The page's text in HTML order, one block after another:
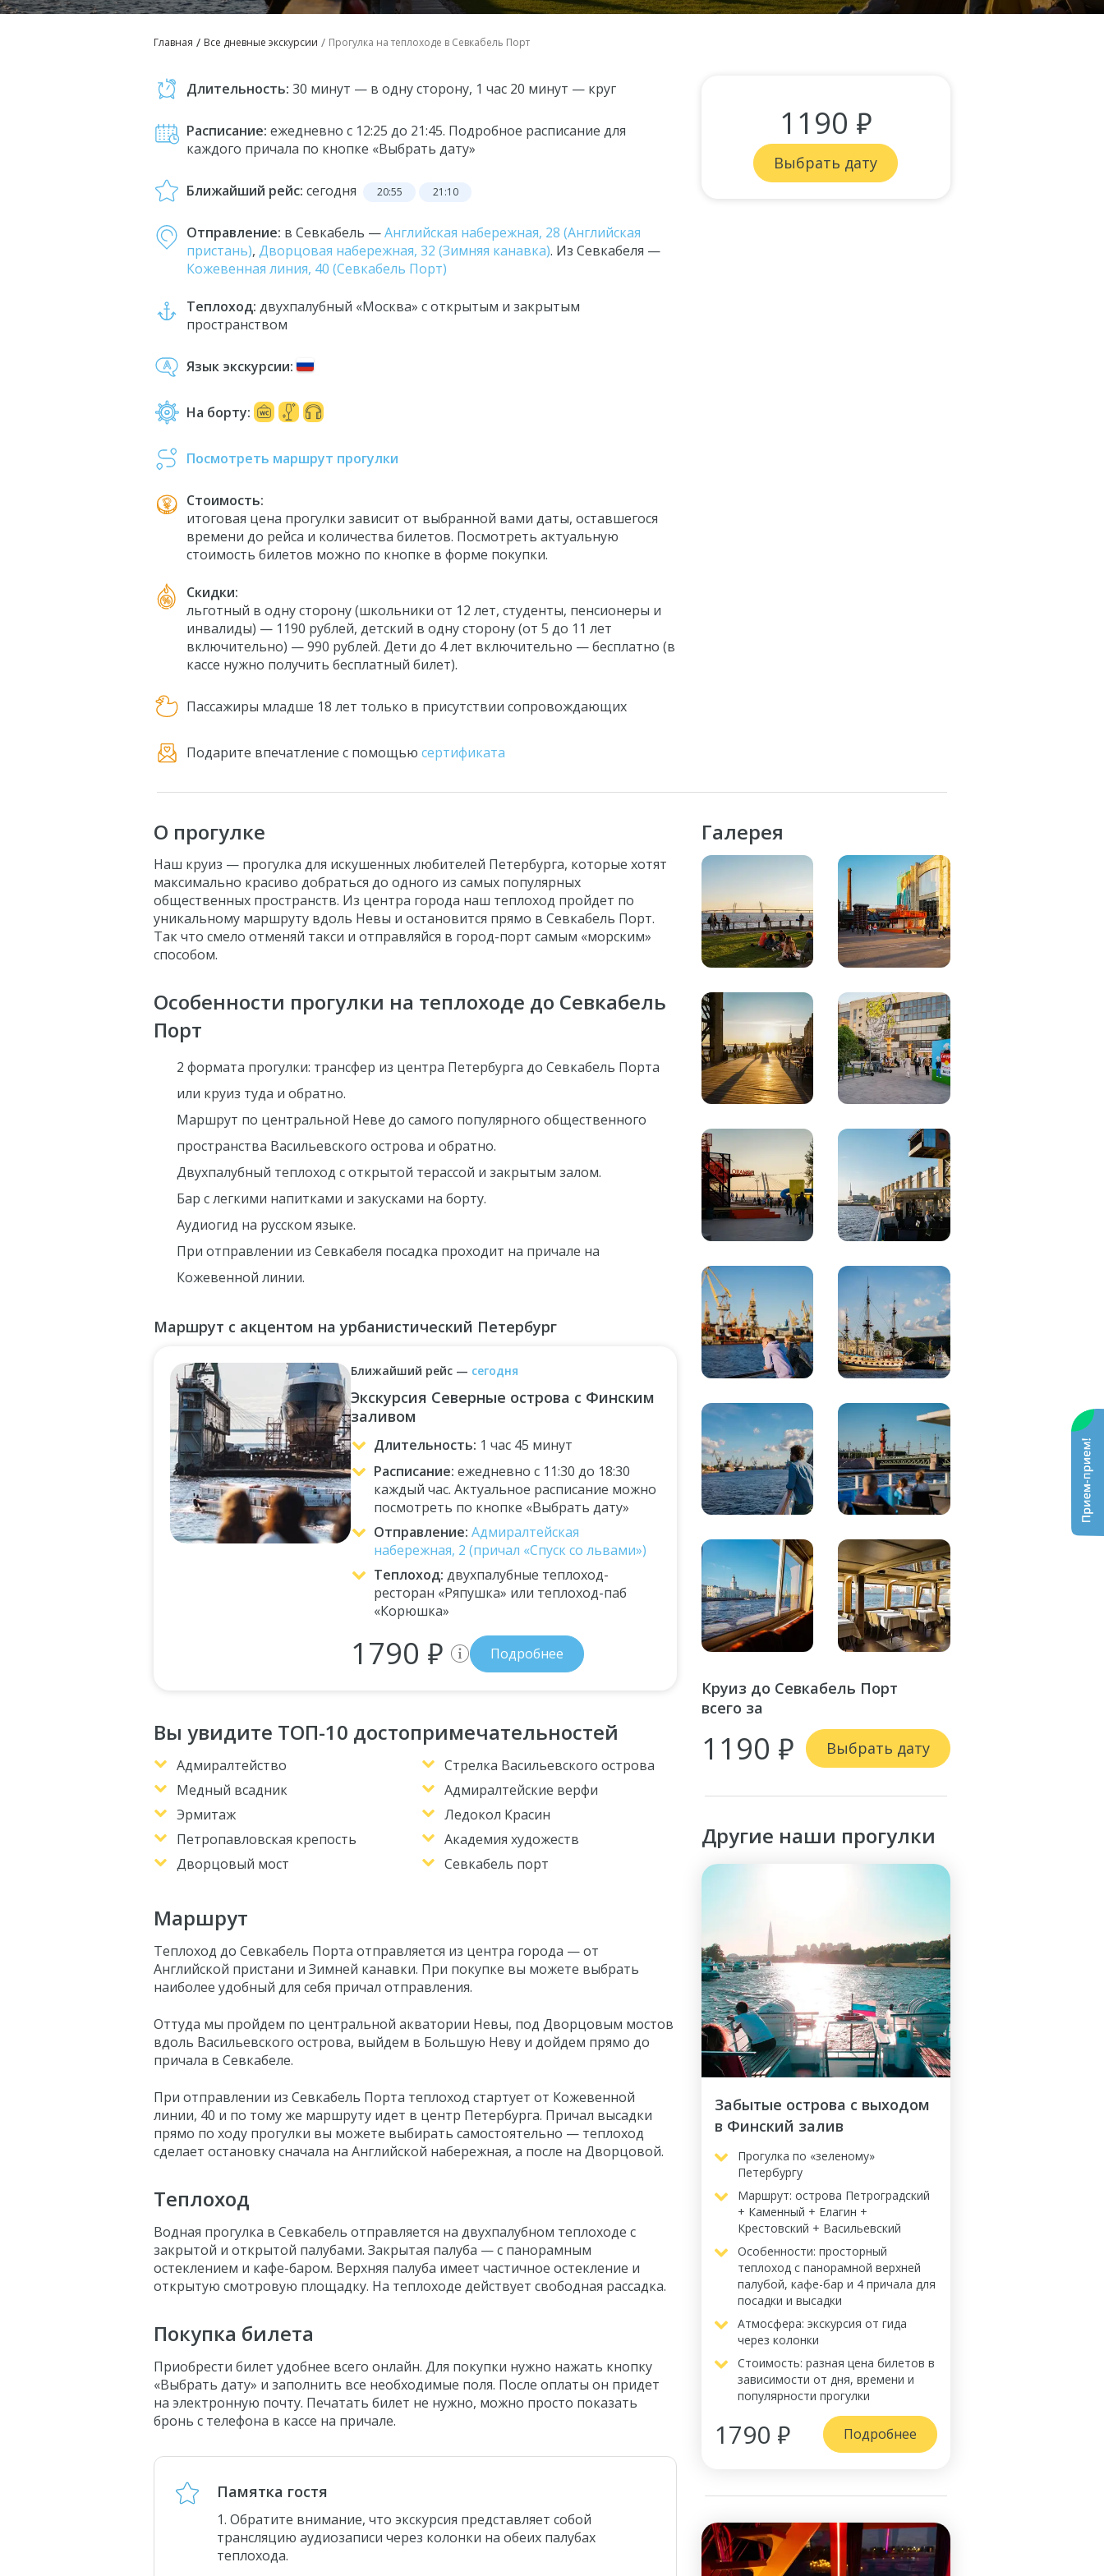
Ваши билеты всегда под рукой в нашем приложении:
Главная Все дневные экскурсии Прогулка на теплоходе в Севкабель Порт
Длительность: 30 минут — в одну сторону, 1 час 20 минут — круг
Расписание: ежедневно с 12:25 до 21:45. Подробное расписание для
каждого причала по кнопке «Выбрать дату»
Ближайший рейс: сегодня 20:55 21:10
Отправление: в Севкабель —Английская набережная, 28 (Английская
пристань), Дворцовая набережная, 32 (Зимняя канавка). Из Севкабеля —
Кожевенная линия, 40 (Севкабель Порт)
Теплоход: двухпалубный «Москва» с открытым и закрытым
пространством
Язык экскурсии:
На борту:
Посмотреть маршрут прогулки
Стоимость:
итоговая цена прогулки зависит от выбранной вами даты, оставшегося
времени до рейса и количества билетов. Посмотреть актуальную
стоимость билетов можно по кнопке в форме покупки.
Скидки:
льготный в одну сторону (школьники от 12 лет, студенты, пенсионеры и
инвалиды) — 1190 рублей, детский в одну сторону (от 5 до 11 лет
включительно) — 990 рублей. Дети до 4 лет включительно — бесплатно (в
кассе нужно получить бесплатный билет).
Пассажиры младше 18 лет только в присутствии сопровождающих
Подарите впечатление с помощью сертификата
1190 ₽
Выбрать дату
О прогулке
Наш круиз — прогулка для искушенных любителей Петербурга, которые хотят
максимально красиво добраться до одного из самых популярных
общественных пространств. Из центра города наш теплоход пройдет по
уникальному маршруту вдоль Невы и остановится прямо в Севкабель Порт.
Так что смело отменяй такси и отправляйся в город-порт самым «морским»
способом.
Особенности прогулки на теплоходе до Севкабель
Порт
2 формата прогулки: трансфер из центра Петербурга до Севкабель Порта
или круиз туда и обратно.
Маршрут по центральной Неве до самого популярного общественного
пространства Васильевского острова и обратно.
Двухпалубный теплоход с открытой терассой и закрытым залом.
Бар с легкими напитками и закусками на борту.
Аудиогид на русском языке.
При отправлении из Севкабеля посадка проходит на причале на
Кожевенной линии.
Маршрут с акцентом на урбанистический Петербург
Ближайший рейс — сегодня
Экскурсия Северные острова с Финским
заливом
Длительность: 1 час 45 минут
Расписание: ежедневно с 11:30 до 18:30
каждый час. Актуальное расписание можно
посмотреть по кнопке «Выбрать дату»
Отправление: Адмиралтейская
набережная, 2 (причал «Спуск со львами»)
Теплоход: двухпалубные теплоход-
ресторан «Ряпушка» или теплоход-паб
«Корюшка»
1790 ₽ Подробнее
Вы увидите ТОП-10 достопримечательностей
Адмиралтейство
Медный всадник
Эрмитаж
Петропавловская крепость
Дворцовый мост
Стрелка Васильевского острова
Адмиралтейские верфи
Ледокол Красин
Академия художеств
Севкабель порт
Маршрут
Теплоход до Севкабель Порта отправляется из центра города — от
Английской пристани и Зимней канавки. При покупке вы можете выбрать
наиболее удобный для себя причал отправления.
Оттуда мы пройдем по центральной акватории Невы, под Дворцовым мостов
вдоль Васильевского острова, выйдем в Большую Неву и дойдем прямо до
причала в Севкабеле.
При отправлении из Севкабель Порта теплоход стартует от Кожевенной
линии, 40 и по тому же маршруту идет в центр Петербурга. Причал высадки
прямо по ходу прогулки вы можете выбирать самостоятельно — теплоход
сделает остановку сначала на Английской набережная, а после на Дворцовой.
Теплоход
Водная прогулка в Севкабель отправляется на двухпалубном теплоходе с
закрытой и открытой палубами. Закрытая палуба — с панорамным
остеклением и кафе-баром. Верхняя палуба имеет частичное остекление и
открытую смотровую площадку. На теплоходе действует свободная рассадка.
Покупка билета
Приобрести билет удобнее всего онлайн. Для покупки нужно нажать кнопку
«Выбрать дату» и заполнить все необходимые поля. После оплаты он придет
на электронную почту. Печатать билет не нужно, можно просто показать
бронь с телефона в кассе на причале.
Памятка гостя
Обратите внимание, что экскурсия представляет собой
трансляцию аудиозаписи через колонки на обеих палубах
теплохода.
Галерея
Круиз до Севкабель Порт
всего за
1190 ₽ Выбрать дату
Другие наши прогулки
Забытые острова с выходом
в Финский залив
Прогулка по «зеленому»
Петербургу
Маршрут: острова Петроградский
+ Каменный + Елагин +
Крестовский + Васильевский
Особенности: просторный
теплоход с панорамной верхней
палубой, кафе-бар и 4 причала для
посадки и высадки
Атмосфера: экскурсия от гида
через колонки
Стоимость: разная цена билетов в
зависимости от дня, времени и
популярности прогулки
1790 ₽ Подробнее